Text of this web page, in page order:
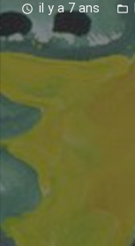
access_time il y a 7 ans folder_open